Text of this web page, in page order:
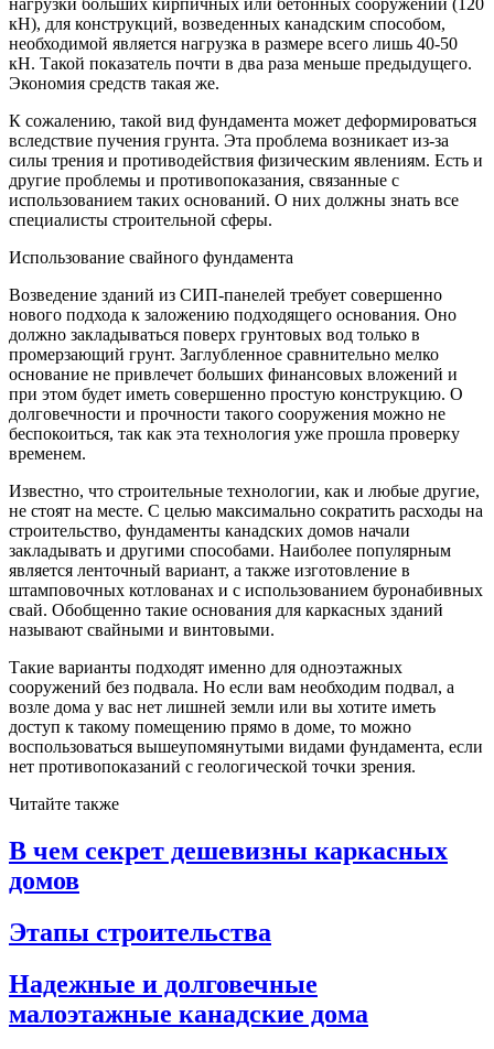
кН), для конструкций, возведенных канадским способом,
необходимой является нагрузка в размере всего лишь 40-50
кН. Такой показатель почти в два раза меньше предыдущего.
Экономия средств такая же.
К сожалению, такой вид фундамента может деформироваться
вследствие пучения грунта. Эта проблема возникает из-за
силы трения и противодействия физическим явлениям. Есть и
другие проблемы и противопоказания, связанные с
использованием таких оснований. О них должны знать все
специалисты строительной сферы.
Использование свайного фундамента
Возведение зданий из СИП-панелей требует совершенно
нового подхода к заложению подходящего основания. Оно
должно закладываться поверх грунтовых вод только в
промерзающий грунт. Заглубленное сравнительно мелко
основание не привлечет больших финансовых вложений и
при этом будет иметь совершенно простую конструкцию. О
долговечности и прочности такого сооружения можно не
беспокоиться, так как эта технология уже прошла проверку
временем.
Известно, что строительные технологии, как и любые другие,
не стоят на месте. С целью максимально сократить расходы на
строительство, фундаменты канадских домов начали
закладывать и другими способами. Наиболее популярным
является ленточный вариант, а также изготовление в
штамповочных котлованах и с использованием буронабивных
свай. Обобщенно такие основания для каркасных зданий
называют свайными и винтовыми.
Такие варианты подходят именно для одноэтажных
сооружений без подвала. Но если вам необходим подвал, а
возле дома у вас нет лишней земли или вы хотите иметь
доступ к такому помещению прямо в доме, то можно
воспользоваться вышеупомянутыми видами фундамента, если
нет противопоказаний с геологической точки зрения.
Читайте также
В чем секрет дешевизны каркасных
домов
Этапы строительства
Надежные и долговечные
малоэтажные канадские дома